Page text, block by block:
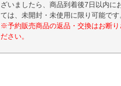
ざいましたら、商品到着後7日以内に
ては、未開封・未使用に限り可能です
※予約販売商品の返品・交換はお断
ださい。